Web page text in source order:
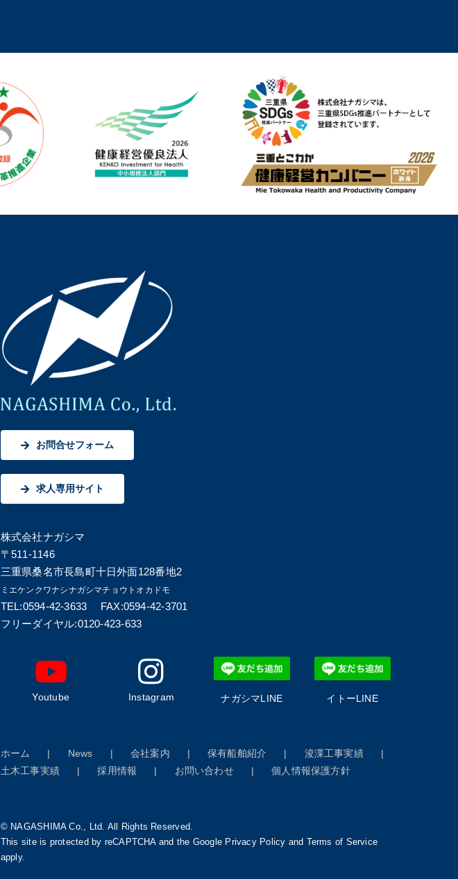
お問合せフォーム
求人専用サイト
株式会社ナガシマ
〒511-1146
三重県桑名市長島町十日外面128番地2
ミエケンクワナシナガシマチョウトオカドモ
TEL:0594-42-3633 FAX:0594-42-3701
フリーダイヤル:0120-423-633
Youtube Instagram ナガシマLINE イトーLINE
ホーム News 会社案内 保有船舶紹介
浚渫工事実績
土木工事実績
採用情報 お問い合わせ 個人情報保護方針
© NAGASHIMA Co., Ltd. All Rights Reserved.
This site is protected by reCAPTCHA and the Google Privacy Policy and Terms of Service
apply.